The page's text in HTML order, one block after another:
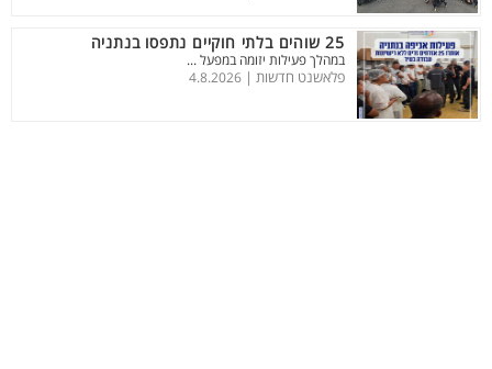
25 שוהים בלתי חוקיים נתפסו בנתניה
במהלך פעילות יזומה במפעל ...
פלאשנט חדשות | 4.8.2026